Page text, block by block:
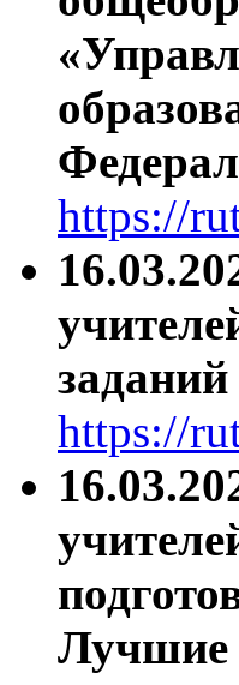
https://
https://
Лучшие